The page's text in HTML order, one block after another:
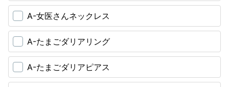
A-女医さんネックレス
A-たまごダリアリング
A-たまごダリアピアス